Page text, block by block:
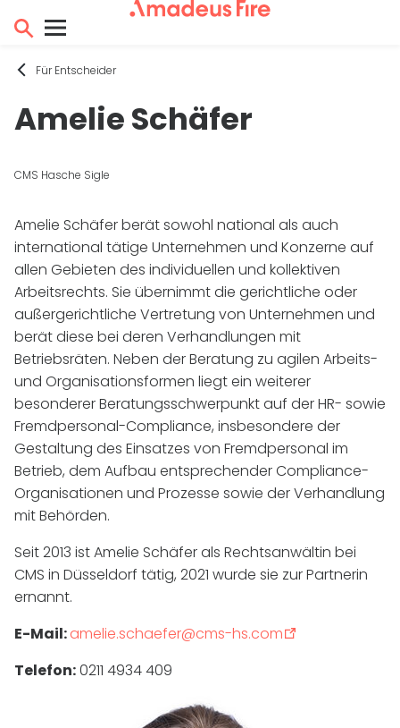
Für Entscheider
Amelie Schäfer
CMS Hasche Sigle
Amelie Schäfer berät sowohl national als auch
international tätige Unternehmen und Konzerne auf
allen Gebieten des individuellen und kollektiven
Arbeitsrechts. Sie übernimmt die gerichtliche oder
außergerichtliche Vertretung von Unternehmen und
berät diese bei deren Verhandlungen mit
Betriebsräten. Neben der Beratung zu agilen Arbeits-
und Organisationsformen liegt ein weiterer
besonderer Beratungsschwerpunkt auf derHR- sowie
Fremdpersonal-Compliance, insbesondere der
Gestaltung des Einsatzes von Fremdpersonal im
Betrieb, dem Aufbau entsprechender Compliance-
Organisationen und Prozesse sowie der Verhandlung
mit Behörden.
Seit 2013 ist Amelie Schäfer als Rechtsanwältin bei
CMS in Düsseldorf tätig, 2021 wurde sie zur Partnerin
ernannt.
E-Mail:amelie.schaefer@cms-hs.com
Telefon:0211 4934 409